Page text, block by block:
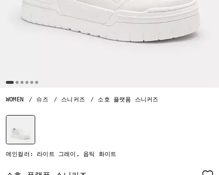
WOMEN 슈즈 스니커즈 소호 플랫폼 스니커즈
메인컬러: 라이트 그레이, 옵틱 화이트